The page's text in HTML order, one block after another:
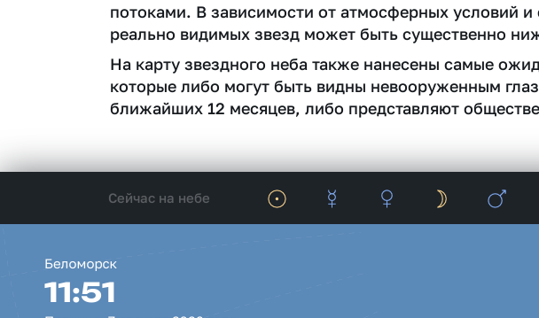
потоками. В зависимости от атмосферных условий и
реально видимых звезд может быть существенно
На карту звездного неба также нанесены самые
которые либо могут быть видны невооруженным
ближайших 12 месяцев, либо представляют
Сейчас на небе